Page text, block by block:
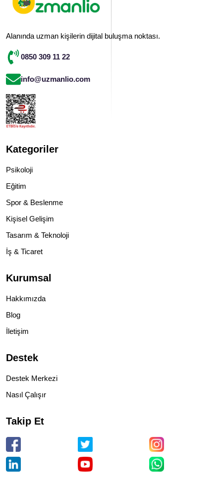
Alanında uzman kişilerin dijital buluşma noktası.
0850 309 11 22
info@uzmanlio.com
Kategoriler
Psikoloji
Eğitim
Spor & Beslenme
Kişisel Gelişim
Tasarım & Teknoloji
İş & Ticaret
Kurumsal
Hakkımızda
Blog
İletişim
Destek
Destek Merkezi
Nasıl Çalışır
Takip Et